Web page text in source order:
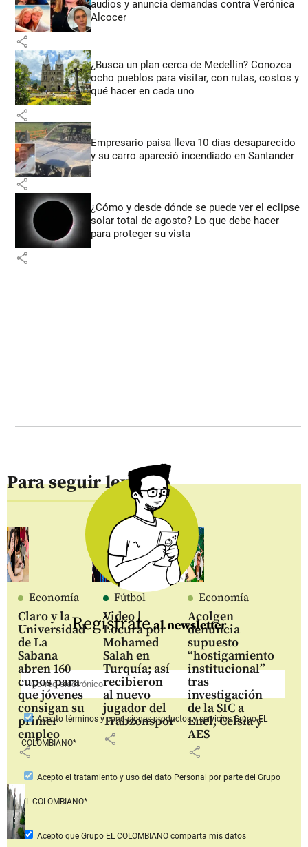
audios y anuncia demandas contra Verónica
Alcocer
share
¿Busca un plan cerca de Medellín? Conozca
ocho pueblos para visitar, con rutas, costos y
qué hacer en cada uno
share
Empresario paisa lleva 10 días desaparecido
y su carro apareció incendiado en Santander
share
¿Cómo y desde dónde se puede ver el eclipse
solar total de agosto? Lo que debe hacer
para proteger su vista
share
Para seguir leyendo
Economía
Claro y la
Universidad
de La
Sabana
abren 160
cupos para
que jóvenes
consigan su
primer
empleo
share
Fútbol
Video |
Locura por
Mohamed
Salah en
Turquía; así
recibieron
al nuevo
jugador del
Trabzonspor
share
Economía
Acolgen
denuncia
supuesto
“hostigamiento
institucional”
tras
investigación
de la SIC a
Enel, Celsia y
AES
share
Regístrateal newsletter
Aceptotérminos y condiciones productos y serviciosGrupo EL
COLOMBIANO*
Acepto el tratamiento y uso del dato Personal por parte del Grupo
EL COLOMBIANO*
Acepto que Grupo EL COLOMBIANOcomparta mis datos